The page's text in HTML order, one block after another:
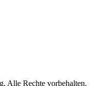
Alle Rechte vorbehalten.